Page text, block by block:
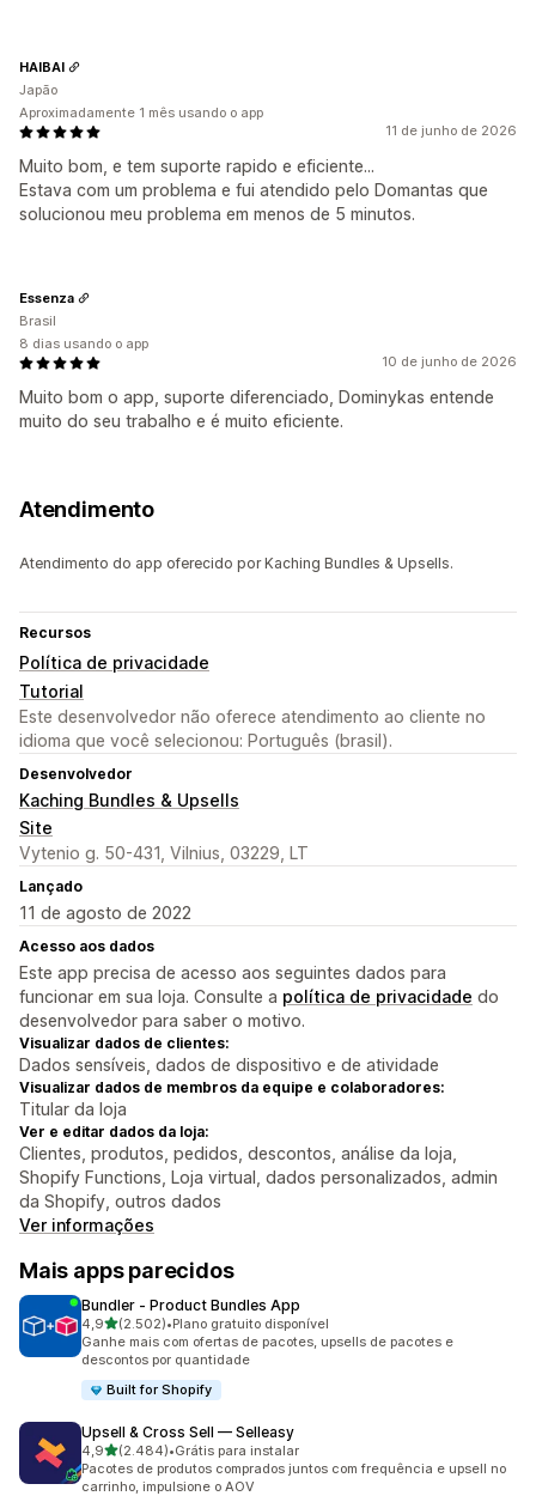
11 de junho de 2026
Muito bom, e tem suporte rapido e eficiente...
Estava com um problema e fui atendido pelo Domantas que
solucionou meu problema em menos de 5 minutos.
HAIBAI
Japão
Aproximadamente 1 mês usando o app
10 de junho de 2026
Muito bom o app, suporte diferenciado, Dominykas entende
muito do seu trabalho e é muito eficiente.
Essenza
Brasil
8 dias usando o app
Atendimento
Atendimento do app oferecido por Kaching Bundles & Upsells.
Recursos
Política de privacidade
Tutorial
Este desenvolvedor não oferece atendimento ao cliente no
idioma que você selecionou: Português (brasil).
Desenvolvedor
Kaching Bundles & Upsells
Site
Vytenio g. 50-431, Vilnius, 03229, LT
Lançado
11 de agosto de 2022
Acesso aos dados
Este app precisa de acesso aos seguintes dados para
funcionar em sua loja. Consulte a política de privacidade do
desenvolvedor para saber o motivo.
Visualizar dados de clientes:
Dados sensíveis, dados de dispositivo e de atividade
Visualizar dados de membros da equipe e colaboradores:
Titular da loja
Ver e editar dados da loja:
Clientes, produtos, pedidos, descontos, análise da loja,
Shopify Functions, Loja virtual, dados personalizados, admin
da Shopify, outros dados
Ver informações
Mais apps parecidos
Bundler ‑ Product Bundles App
4,9de 5 estrelas
(2.502)
2502 avaliações ao todo
•Plano gratuito disponível
Ganhe mais com ofertas de pacotes, upsells de pacotes e
descontos por quantidade
Built for Shopify
Upsell & Cross Sell — Selleasy
4,9de 5 estrelas
(2.484)
2484 avaliações ao todo
•Grátis para instalar
Pacotes de produtos comprados juntos com frequência e upsell no
carrinho, impulsione o AOV